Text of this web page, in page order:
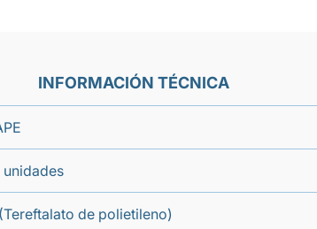
INFORMACIÓN TÉCNICA
unidades
de polietileno)